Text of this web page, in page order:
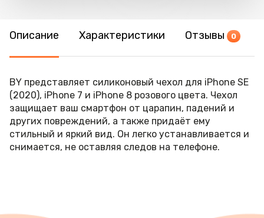
Описание Характеристики Отзывы 0
BY представляет силиконовый чехол для iPhone SE
(2020), iPhone 7 и iPhone 8 розового цвета. Чехол
защищает ваш смартфон от царапин, падений и
других повреждений, а также придаёт ему
стильный и яркий вид. Он легко устанавливается и
снимается, не оставляя следов на телефоне.